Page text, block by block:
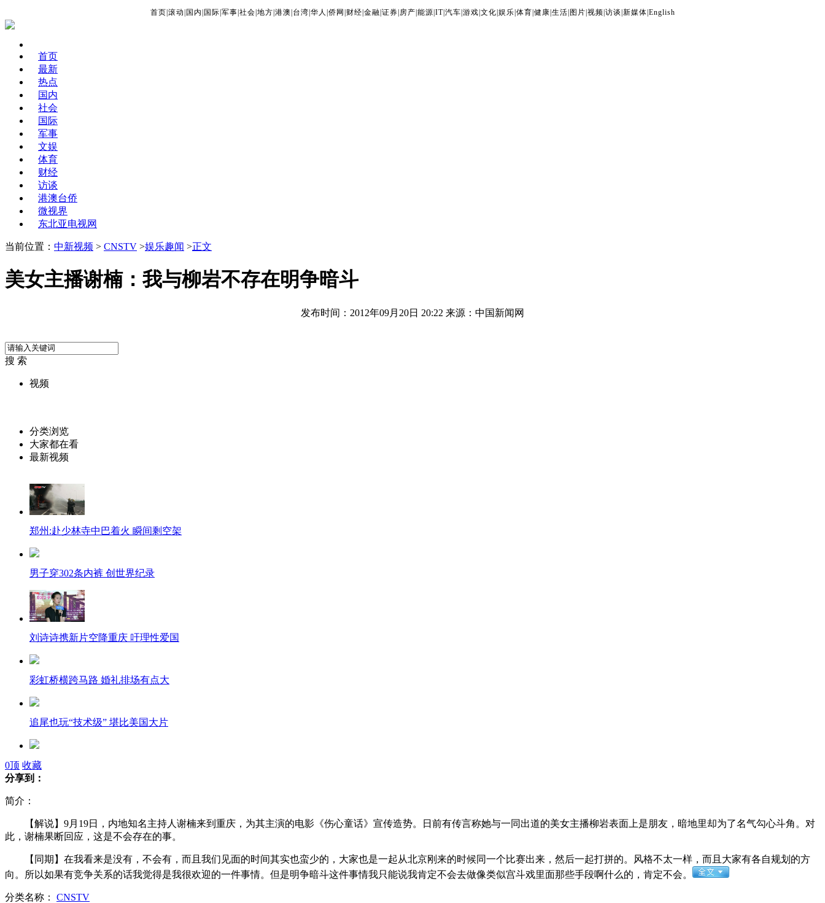
首页 滚动 国内 国际 军事 社会 地方 港澳 台湾 华人 侨网 财经 金融 证券 房产 能源 IT| 汽车 游戏 文化 娱乐 体育 健康 生活 图片 视频 访谈 新媒体 English
首页
最新
热点
国内
社会
国际
军事
文娱
体育
财经
访谈
港澳台侨
微视界
东北亚电视网
当前位置： 中新视频 > CNSTV >娱乐趣闻 >正文
美女主播谢楠：我与柳岩不存在明争暗斗
发布时间：2012年09月20日 20:22 来源：中国新闻网
搜 索
视频
分类浏览
大家都在看
最新视频
郑州:赴少林寺中巴着火 瞬间剩空架
男子穿302条内裤 创世界纪录
刘诗诗携新片空降重庆 吁理性爱国
彩虹桥横跨马路 婚礼排场有点大
追尾也玩“技术级” 堪比美国大片
山西太原：10车连续追尾
51岁宋丹丹穿学生制服 美少女战士
店主飞腿锁喉 制服持刀歹徒
0顶 收藏
分享到：
简介：
【解说】9月19日，内地知名主持人谢楠来到重庆，为其主演的电影《伤心童话》宣传造势。日前有传言称她与一同出道的美女主播柳岩表面上是朋友，暗地里却为了名气勾心斗角。对
此，谢楠果断回应，这是不会存在的事。
【同期】在我看来是没有，不会有，而且我们见面的时间其实也蛮少的，大家也是一起从北京刚来的时候同一个比赛出来，然后一起打拼的。风格不太一样，而且大家有各自规划的方
向。所以如果有竞争关系的话我觉得是我很欢迎的一件事情。但是明争暗斗这件事情我只能说我肯定不会去做像类似宫斗戏里面那些手段啊什么的，肯定不会。
分类名称： CNSTV